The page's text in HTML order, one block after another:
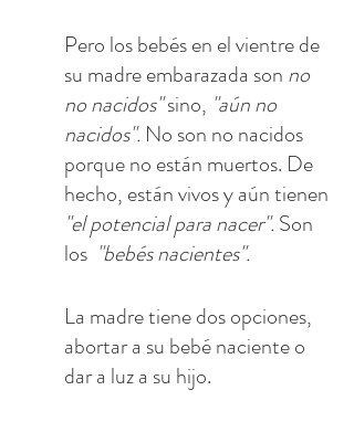
Pero los bebés en el vientre de
su madre embarazada son no
no nacidos" sino, "aún no
nacidos". No son no nacidos
porque no están muertos. De
hecho, están vivos y aún tienen
"el potencial para nacer". Son
los "bebés nacientes".
La madre tiene dos opciones,
abortar a su bebé naciente o
dar a luz a su hijo.